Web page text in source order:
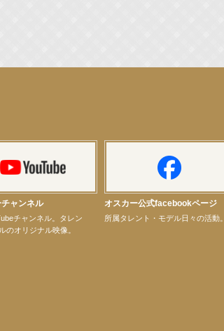
ャンネル
チャンネル。タレン
のオリジナル映像。
オスカー公式facebookページ
所属タレント・モデル日々の活動。